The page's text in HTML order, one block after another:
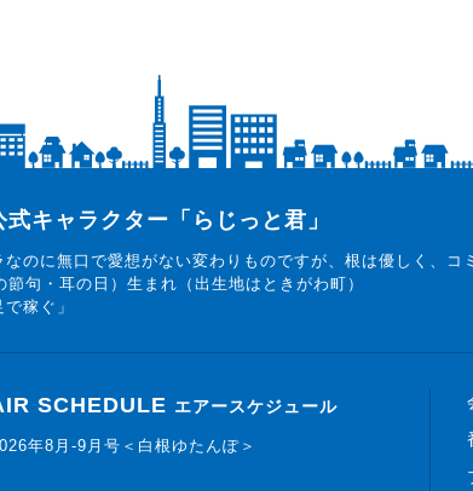
キャラクター「らじっと君」
なのに無口で愛想がない変わりものですが、根は優しく、コ
節句・耳の日）生まれ（出生地はときがわ町）
稼ぐ」
SCHEDULE エアースケジュール
年8月-9月号＜白根ゆたんぽ＞